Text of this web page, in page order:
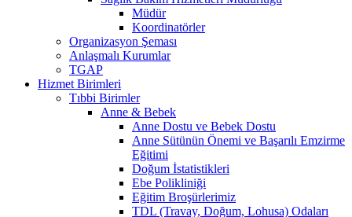
Müdür
Koordinatörler
Organizasyon Şeması
Anlaşmalı Kurumlar
TGAP
Hizmet Birimleri
Tıbbi Birimler
Anne & Bebek
Anne Dostu ve Bebek Dostu
Anne Sütünün Önemi ve Başarılı Emzirme
Eğitimi
Doğum İstatistikleri
Ebe Polikliniği
Eğitim Broşürlerimiz
TDL (Travay, Doğum, Lohusa) Odaları